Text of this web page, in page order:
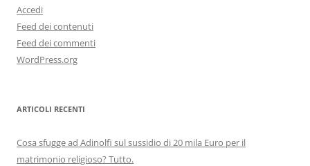
Accedi
Feed dei contenuti
Feed dei commenti
WordPress.org
ARTICOLI RECENTI
Cosa sfugge ad Adinolfi sul sussidio di 20 mila Euro per il
matrimonio religioso? Tutto.